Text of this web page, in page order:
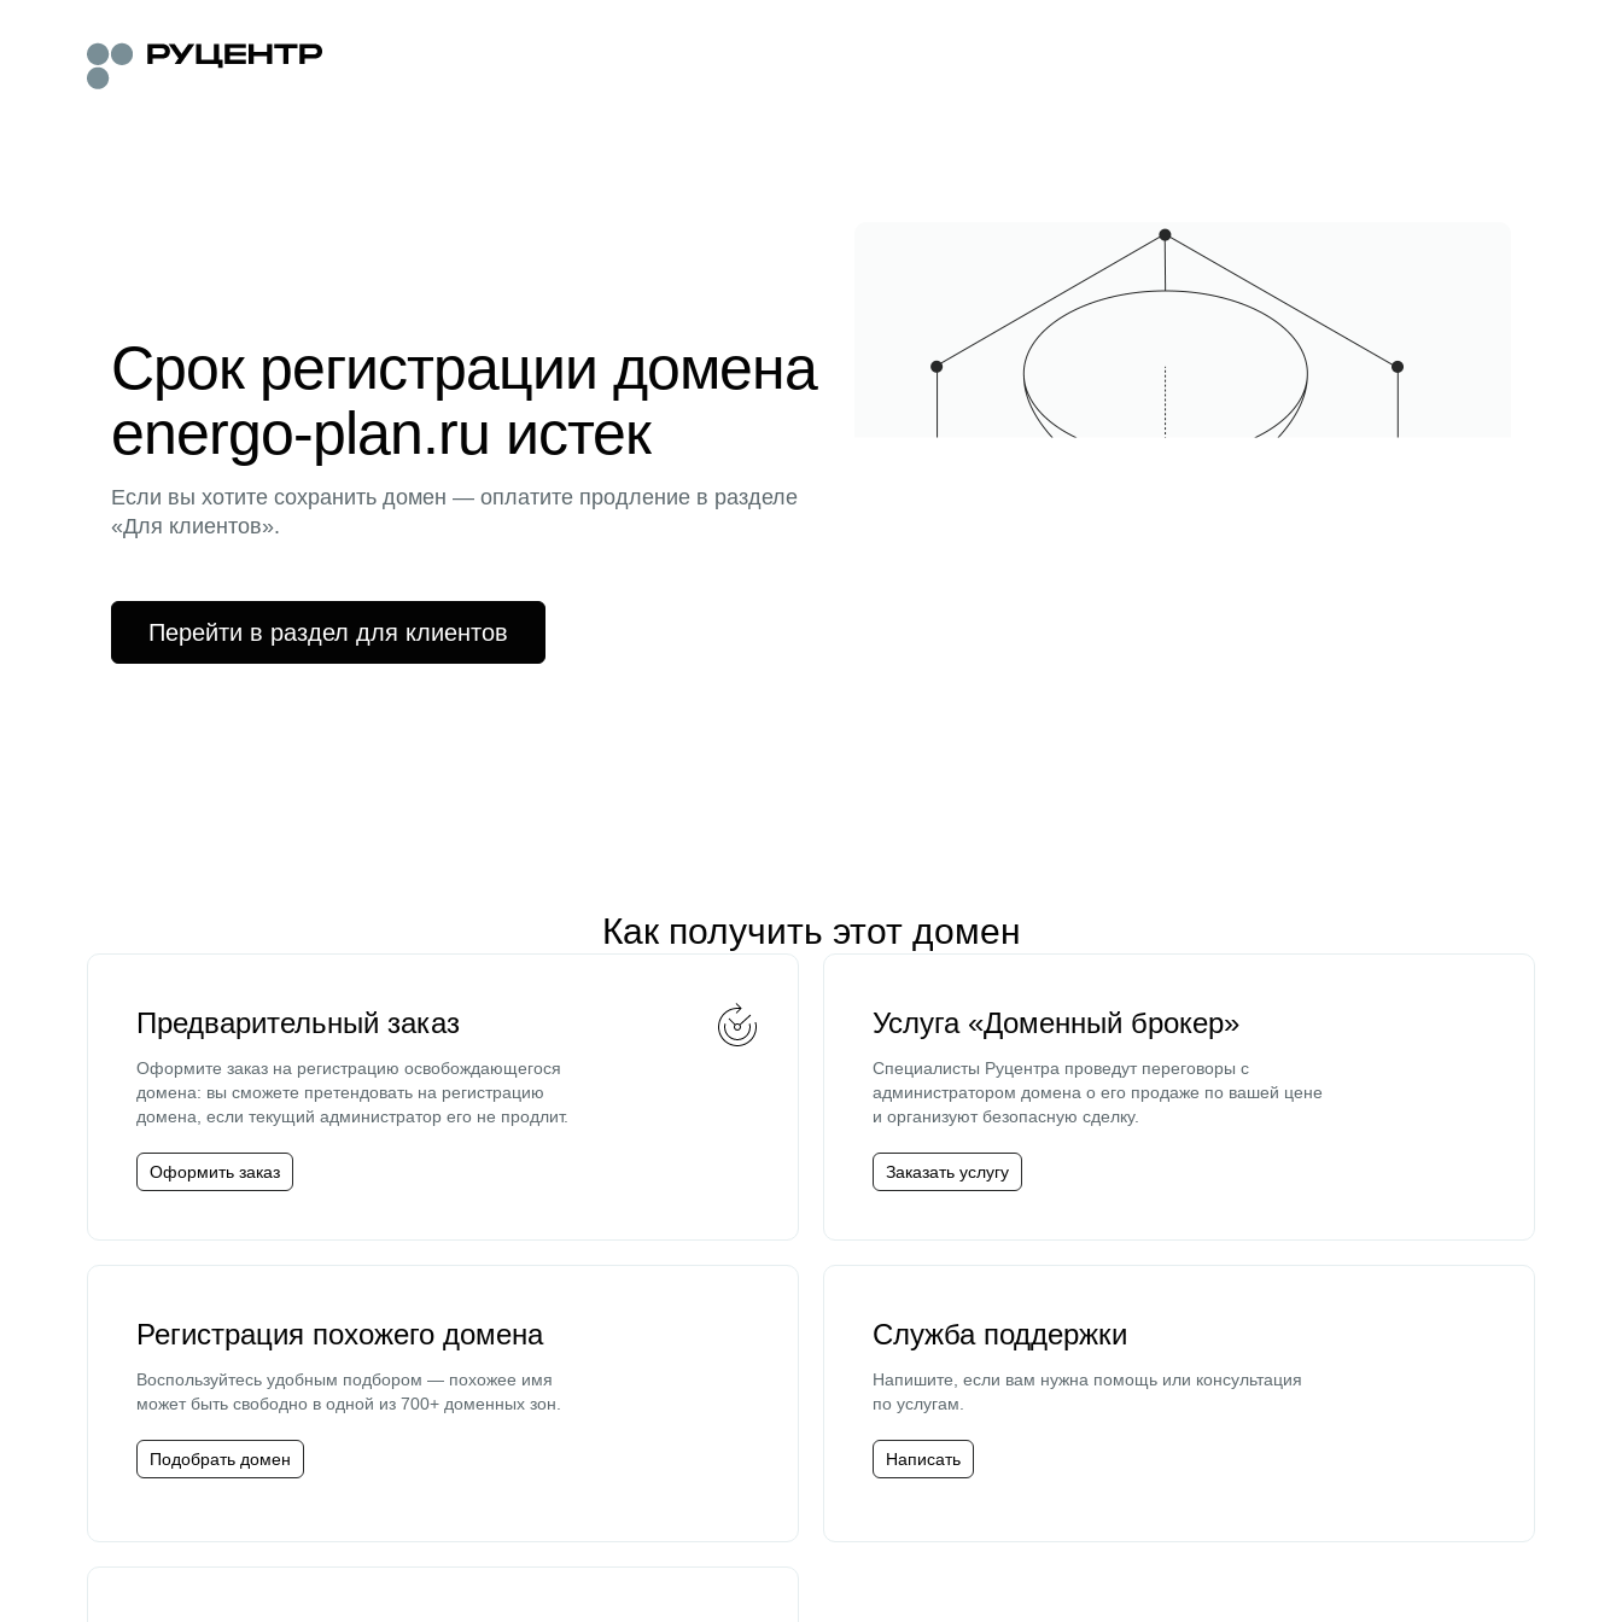
Срок регистрации домена
energo-plan.ru истек
Если вы хотите сохранить домен — оплатите продление в разделе
«Для клиентов».
Перейти в раздел для клиентов
Как получить этот домен
Предварительный заказ
Оформите заказ на регистрацию освобождающегося
домена: вы сможете претендовать на регистрацию
домена, если текущий администратор его не продлит.
Оформить заказ
Услуга «Доменный брокер»
Специалисты Руцентра проведут переговоры с
администратором домена о его продаже по вашей цене
и организуют безопасную сделку.
Заказать услугу
Регистрация похожего домена
Воспользуйтесь удобным подбором — похожее имя
может быть свободно в одной из 700+ доменных зон.
Подобрать домен
Служба поддержки
Напишите, если вам нужна помощь или консультация
по услугам.
Написать